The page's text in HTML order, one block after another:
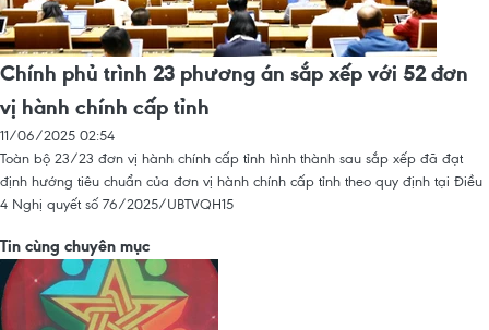
Chính phủ trình 23 phương án sắp xếp với 52 đơn
vị hành chính cấp tỉnh
11/06/2025 02:54
Toàn bộ 23/23 đơn vị hành chính cấp tỉnh hình thành sau sắp xếp đã đạt
định hướng tiêu chuẩn của đơn vị hành chính cấp tỉnh theo quy định tại Điều
4 Nghị quyết số 76/2025/UBTVQH15
Tin cùng chuyên mục